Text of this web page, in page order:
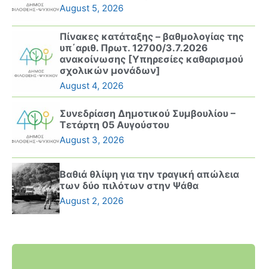
August 5, 2026
Πίνακες κατάταξης – βαθμολογίας της
υπ΄αριθ. Πρωτ. 12700/3.7.2026
ανακοίνωσης [Υπηρεσίες καθαρισμού
σχολικών μονάδων]
August 4, 2026
Συνεδρίαση Δημοτικού Συμβουλίου –
Τετάρτη 05 Αυγούστου
August 3, 2026
Βαθιά θλίψη για την τραγική απώλεια
των δύο πιλότων στην Ψάθα
August 2, 2026